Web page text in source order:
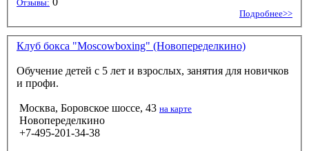
Отзывы:
Подробнее>>
Клуб бокса "Moscowboxing" (Новопеределкино)
Обучение детей с 5 лет и взрослых, занятия для новичков
и профи.
Москва, Боровское шоссе, 43 на карте
Новопеределкино
+7-495-201-34-38